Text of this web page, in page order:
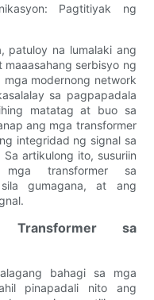
Pagtitiyak ng
patuloy na lumalaki ang
serbisyo ng
modernong network
sa pagpapadala
matatag at buo sa
ang mga transformer
integridad ng signal sa
artikulong ito, susuriin
transformer sa
gumagana, at ang
sa
bahagi sa mga
pinapadali nito ang